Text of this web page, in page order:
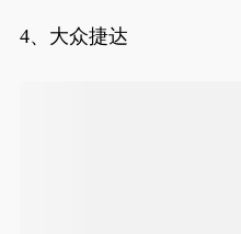
4、大众捷达